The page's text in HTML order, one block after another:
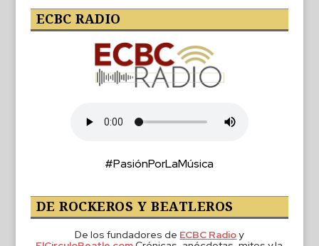
ECBC RADIO
#PasiónPorLaMúsica
DE ROCKEROS Y BEATLEROS
De los fundadores de ECBC Radioy